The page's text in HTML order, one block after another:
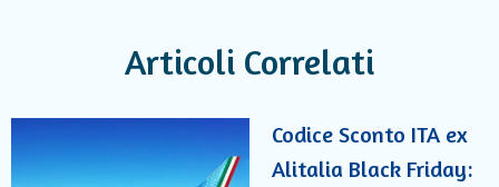
Articoli Correlati
Codice Sconto ITA ex
Alitalia Black Friday: